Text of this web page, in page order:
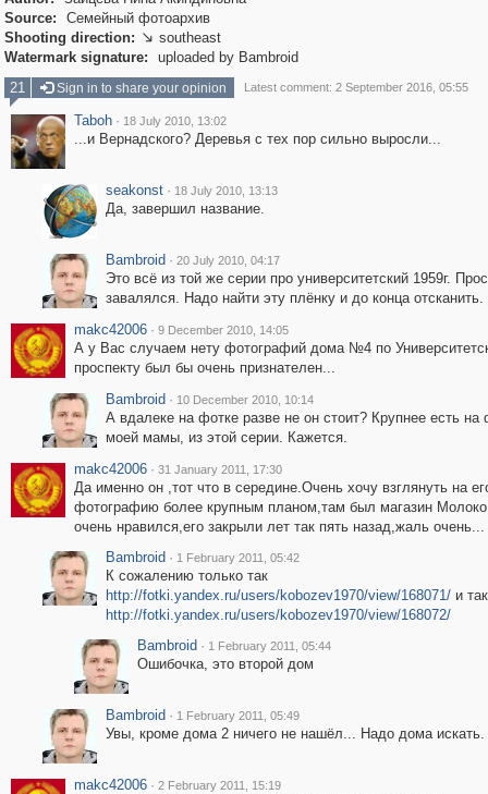
Source:
Семейный фотоархив
Shooting direction:  southeast
Watermark signature:
uploaded by Bambroid
21
Sign in to share your opinion Latest comment: 2 September 2016, 05:55
Taboh · 18 July 2010, 13:02
...и Вернадского? Деревья с тех пор сильно выросли...
seakonst · 18 July 2010, 13:13
Да, завершил название.
Bambroid · 20 July 2010, 04:17
Это всё из той же серии про университетский 1959г.
завалялся. Надо найти эту плёнку и до конца отсканить.
makc42006 · 9 December 2010, 14:05
А у Вас случаем нету фотографий дома №4 по
проспекту был бы очень признателен...
Bambroid · 10 December 2010, 10:14
А вдалеке на фотке разве не он стоит? Крупнее есть на
моей мамы, из этой серии. Кажется.
makc42006 · 31 January 2011, 17:30
Да именно он ,тот что в середине.Очень хочу взглянуть на
фотографию более крупным планом,там был магазин
очень нравился,его закрыли лет так пять назад,жаль очень...
Bambroid · 1 February 2011, 05:42
К сожалению только так
http://fotki.yandex.ru/users/kobozev1970/view/168071/и так
http://fotki.yandex.ru/users/kobozev1970/view/168072/
Bambroid · 1 February 2011, 05:44
Ошибочка, это второй дом
Bambroid · 1 February 2011, 05:49
Увы, кроме дома 2 ничего не нашёл... Надо дома искать.
makc42006 · 2 February 2011, 15:19